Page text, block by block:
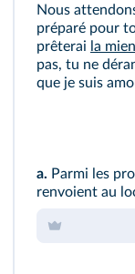
Nous
préparé pour
prêterai la
pas, tu ne
que je suis
a. Parmi les
renvoient au